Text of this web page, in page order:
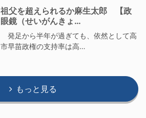
祖父を超えられるか麻生太郎 【政
眼鏡（せいがんきょ…
発足から半年が過ぎても、依然として高
市早苗政権の支持率は高…
もっと見る